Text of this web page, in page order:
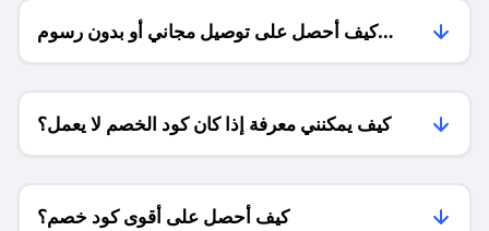
كيف أحصل على توصيل مجاني أو بدون رسوم
الشحن ؟
كيف يمكنني معرفة إذا كان كود الخصم لا يعمل؟
كيف أحصل على أقوى كود خصم؟